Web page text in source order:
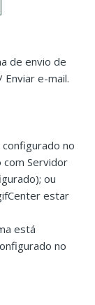
de envio de
e-mail.
no
com Servidor
ou
estar
está
no